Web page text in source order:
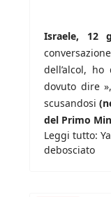
Israele, 12
dell’alcol,
dovuto dire
scusandosi
del Primo
Leggi tutto:
debosciato